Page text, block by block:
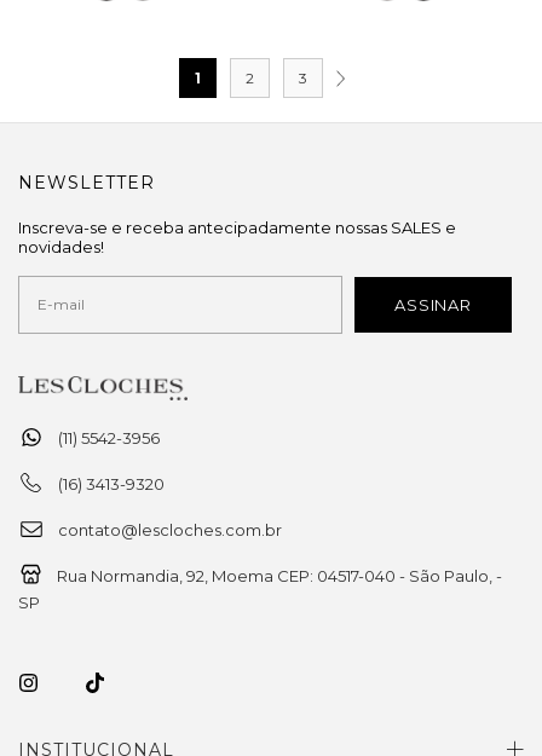
1 2 3
(11) 5542-3956
(16) 3413-9320
contato@lescloches.com.br
Rua Normandia, 92, Moema CEP: 04517-040 - São Paulo, -
SP
INSTITUCIONAL
NEWSLETTER
Inscreva-se e receba antecipadamente nossas SALES e
novidades!